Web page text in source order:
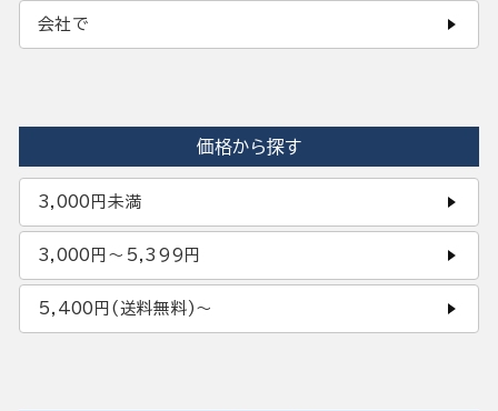
会社で
価格から探す
3,000円未満
3,000円〜5,399円
5,400円(送料無料)〜